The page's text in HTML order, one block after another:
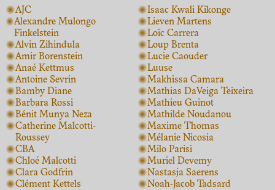
AJC
Alexandre Mulongo
Finkelstein
Alvin Zihindula
Amir Borenstein
Anaé Kettmus
Antoine Sevrin
Bamby Diane
Barbara Rossi
Bénit Munya Neza
Catherine Malcotti-
Roussey
CBA
Chloé Malcotti
Clara Godfrin
Clément Kettels
Isaac Kwali Kikonge
Lieven Martens
Loïc Carrera
Loup Brenta
Lucie Caouder
Luuse
Makhissa Camara
Mathias DaVeiga Teixeira
Mathieu Guinot
Mathilde Noudanou
Maxime Thomas
Mélanie Nicosia
Milo Parisi
Muriel Devemy
Nastasja Saerens
Noah-Jacob Tadsard